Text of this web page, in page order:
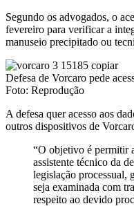
Segundo os advogados, o
fevereiro para verificar a
manuseio precipitado ou
Defesa de Vorcaro pede
Foto: Reprodução
A defesa quer acesso aos
outros dispositivos de
“O objetivo é permitir
assistente técnico da
legislação processual,
seja examinada com
respeito ao devido